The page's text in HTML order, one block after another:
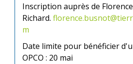
Inscription auprès de
Richard.
m
Date limite pour bénéficier
OPCO : 20 mai